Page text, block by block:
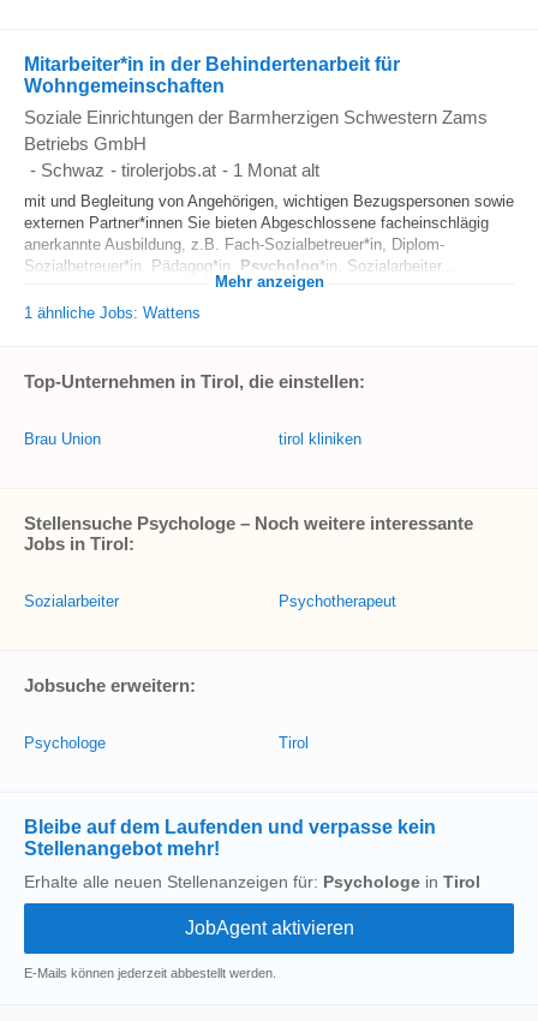
Mitarbeiter*in in der Behindertenarbeit für
Wohngemeinschaften
Soziale Einrichtungen der Barmherzigen Schwestern Zams
Betriebs GmbH
- Schwaz - tirolerjobs.at - 1 Monat alt
mit und Begleitung von Angehörigen, wichtigen Bezugspersonen sowie
externen Partner*innen Sie bieten Abgeschlossene facheinschlägig
anerkannte Ausbildung, z.B. Fach-Sozialbetreuer*in, Diplom-
Sozialbetreuer*in, Pädagog*in, Psycholog*in, Sozialarbeiter...
Mehr anzeigen
1 ähnliche Jobs: Wattens
Top-Unternehmen in Tirol, die einstellen:
Brau Union tirol kliniken
Stellensuche Psychologe – Noch weitere interessante
Jobs in Tirol:
Sozialarbeiter Psychotherapeut
Jobsuche erweitern:
Psychologe Tirol
Bleibe auf dem Laufenden und verpasse kein
Stellenangebot mehr!
Erhalte alle neuen Stellenanzeigen für: Psychologe in Tirol
E-Mails können jederzeit abbestellt werden.